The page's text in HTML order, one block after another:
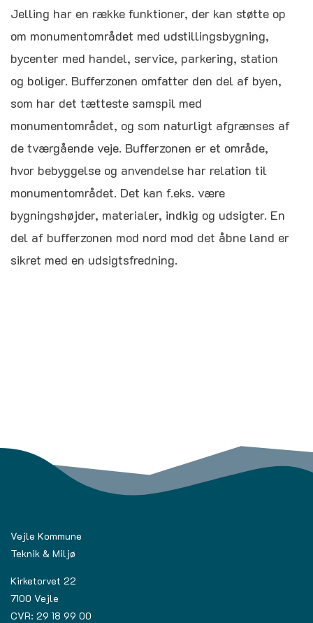
Jelling har en række funktioner, der kan støtte op
om monumentområdet med udstillingsbygning,
bycenter med handel, service, parkering, station
og boliger. Bufferzonen omfatter den del af byen,
som har det tætteste samspil med
monumentområdet, og som naturligt afgrænses af
de tværgående veje. Bufferzonen er et område,
hvor bebyggelse og anvendelse har relation til
monumentområdet. Det kan f.eks. være
bygningshøjder, materialer, indkig og udsigter. En
del af bufferzonen mod nord mod det åbne land er
sikret med en udsigtsfredning.
Vejle Kommune
Teknik & Miljø
Kirketorvet 22
7100 Vejle
CVR: 29 18 99 00